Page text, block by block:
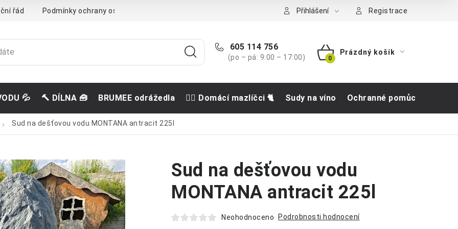
řád Podmínky ochrany osobních údajů Přihlášení Registrace
605 114 756
(po – pá: 9:00 – 17:00)
NÁKUPNÍ
Prázdný košík
💦 🔨 DÍLNA 🧰 BRUMEE odrážedla 🐕‍🦺 Domácí mazlíčci 🐈 Sudy na víno Ochranné pomůcky
Sud na dešťovou vodu MONTANA antracit 225l
Sud na dešťovou vodu
MONTANA antracit 225l
Neohodnoceno Podrobnosti hodnocení